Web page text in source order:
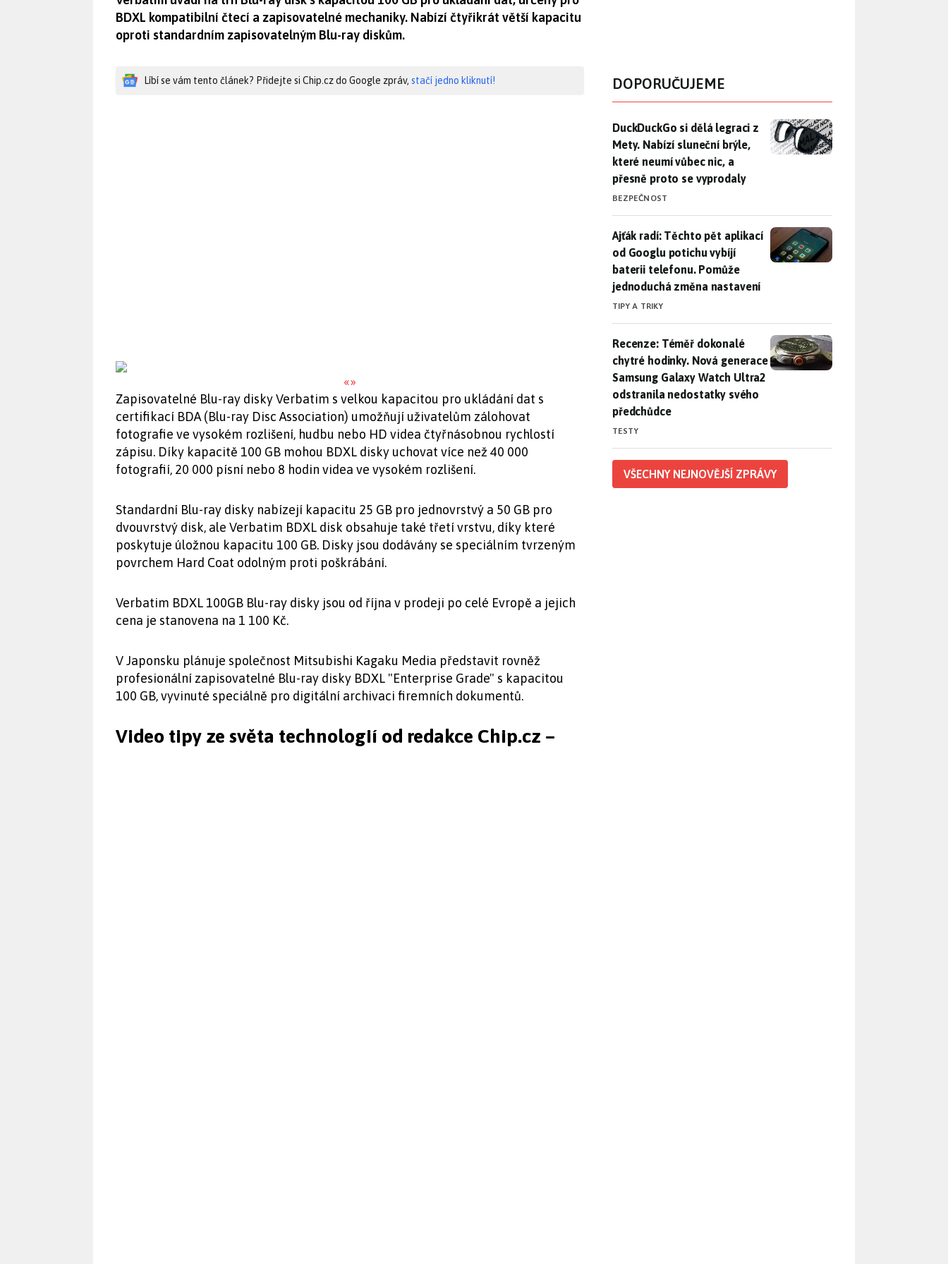
BDXL kompatibilní čtecí a zapisovatelné mechaniky. Nabízí čtyřikrát větší kapacitu
oproti standardním zapisovatelným Blu-ray diskům.
Líbí se vám tento článek? Přidejte si Chip.cz do Google zpráv, stačí jedno kliknutí!
«»
Zapisovatelné Blu-ray disky Verbatim s velkou kapacitou pro ukládání dat s
certifikací BDA (Blu-ray Disc Association) umožňují uživatelům zálohovat
fotografie ve vysokém rozlišení, hudbu nebo HD videa čtyřnásobnou rychlostí
zápisu. Díky kapacitě 100 GB mohou BDXL disky uchovat více než 40 000
fotografií, 20 000 písní nebo 8 hodin videa ve vysokém rozlišení.
Standardní Blu-ray disky nabízejí kapacitu 25 GB pro jednovrstvý a 50 GB pro
dvouvrstvý disk, ale Verbatim BDXL disk obsahuje také třetí vrstvu, díky které
poskytuje úložnou kapacitu 100 GB. Disky jsou dodávány se speciálním tvrzeným
povrchem Hard Coat odolným proti poškrábání.
Verbatim BDXL 100GB Blu-ray disky jsou od října v prodeji po celé Evropě a jejich
cena je stanovena na 1 100 Kč.
V Japonsku plánuje společnost Mitsubishi Kagaku Media představit rovněž
profesionální zapisovatelné Blu-ray disky BDXL "Enterprise Grade" s kapacitou
100 GB, vyvinuté speciálně pro digitální archivaci firemních dokumentů.
Video tipy ze světa technologií od redakce Chip.cz –
DOPORUČUJEME
DuckDuckGo si dělá legraci z Mety. Nabízí sluneční brýle, které
DuckDuckGo si dělá legraci z
Mety. Nabízí sluneční brýle,
které neumí vůbec nic, a
přesně proto se vyprodaly
BEZPEČNOST
Ajťák radí: Těchto pět aplikací od Googlu potichu vybíjí baterii
Ajťák radí: Těchto pět aplikací
od Googlu potichu vybíjí
baterii telefonu. Pomůže
jednoduchá změna nastavení
TIPY A TRIKY
Recenze: Téměř dokonalé chytré hodinky. Nová generace
Recenze: Téměř dokonalé
chytré hodinky. Nová generace
Samsung Galaxy Watch Ultra2
odstranila nedostatky svého
předchůdce
TESTY
VŠECHNY NEJNOVĚJŠÍ ZPRÁVY